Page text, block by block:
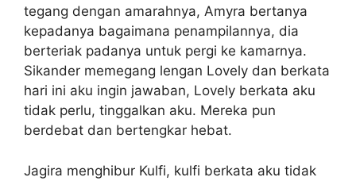
tegang dengan amarahnya, Amyra bertanya
kepadanya bagaimana penampilannya, dia
berteriak padanya untuk pergi ke kamarnya.
Sikander memegang lengan Lovely dan berkata
hari ini aku ingin jawaban, Lovely berkata aku
tidak perlu, tinggalkan aku. Mereka pun
berdebat dan bertengkar hebat.
Jagira menghibur Kulfi, kulfi berkata aku tidak